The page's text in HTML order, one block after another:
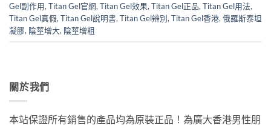
Gel副作用, Titan Gel官網, Titan Gel效果, Titan Gel正品, Titan Gel用法,
Titan Gel真假, Titan Gel說明書, Titan Gel辨別, Titan Gel香港, 俄羅斯泰坦
凝膠, 陰莖增大, 陰莖增粗
關於我們
本站保證所有銷售的產品均為原裝正品！為廣大香港男性朋